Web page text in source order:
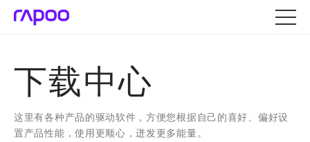
下载中心
这里有各种产品的驱动软件，方便您根据自己的喜好、偏好设
置产品性能，使用更顺心，迸发更多能量。